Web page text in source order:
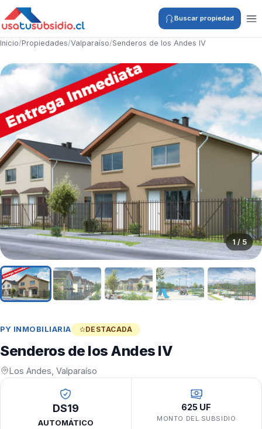
Buscar propiedad
Inicio/Propiedades/Valparaíso/Senderos de los Andes IV
1 / 5
PY INMOBILIARIA DESTACADA
Senderos de los Andes IV
Los Andes, Valparaíso
DS19
AUTOMÁTICO
625 UF
MONTO DEL SUBSIDIO